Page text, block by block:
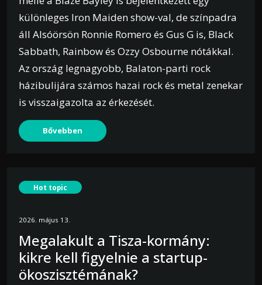
különleges Iron Maiden show-val, de színpadra
áll Alsóörsön Ronnie Romero és Gus G is, Black
Sabbath, Rainbow és Ozzy Osbourne nótákkal.
Az ország legnagyobb, Balaton-parti rock
házibulijára számos hazai rock és metal zenekar
is visszaigazolta az érkezését.
Bővebben
Hot topic
2026. május 13.
Megalakult a Tisza-kormány:
kikre kell figyelnie a startup-
ökoszisztémának?